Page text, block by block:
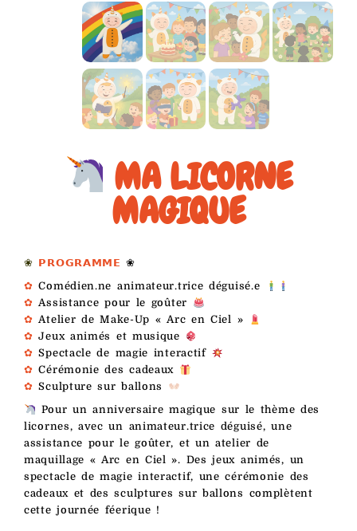
MA LICORNE
MAGIQUE
❀ 𝗣𝗥𝗢𝗚𝗥𝗔𝗠𝗠𝗘 ❀
✿ Comédien.ne animateur.trice déguisé.e
✿ Assistance pour le goûter
✿ Atelier de Make-Up « Arc en Ciel »
✿ Jeux animés et musique
✿ Spectacle de magie interactif
✿ Cérémonie des cadeaux
✿ Sculpture sur ballons
Pour un anniversaire magique sur le thème des
licornes, avec un animateur.trice déguisé, une
assistance pour le goûter, et un atelier de
maquillage « Arc en Ciel ». Des jeux animés, un
spectacle de magie interactif, une cérémonie des
cadeaux et des sculptures sur ballons complètent
cette journée féerique !